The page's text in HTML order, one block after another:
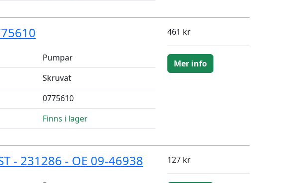
Pumpar
Skruvat
0775610
Finns i lager
461 kr
Mer info
- 231286 - OE 09-46938 127 kr